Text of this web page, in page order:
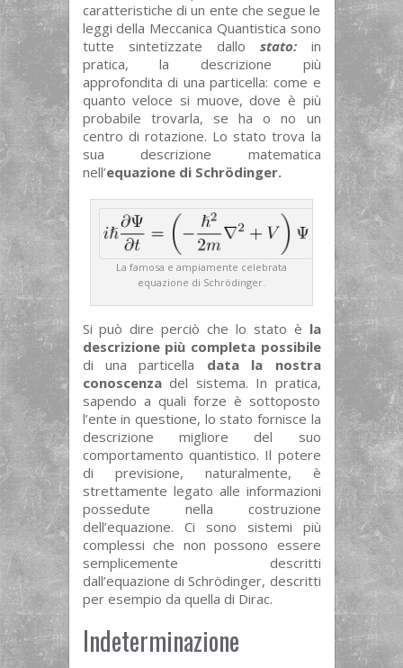
caratteristiche di un ente che segue le
leggi della Meccanica Quantistica sono
tutte sintetizzate dallo stato: in
pratica, la descrizione più
approfondita di una particella: come e
quanto veloce si muove, dove è più
probabile trovarla, se ha o no un
centro di rotazione. Lo stato trova la
sua descrizione matematica
nell’equazione di Schrödinger.
La famosa e ampiamente celebrata
equazione di Schrödinger.
Si può dire perciò che lo stato è la
descrizione più completa possibile
di una particella data
la nostra
conoscenza del sistema. In pratica,
sapendo a quali forze è sottoposto
l’ente in questione, lo stato fornisce la
descrizione migliore del suo
comportamento quantistico. Il potere
di previsione, naturalmente, è
strettamente legato alle informazioni
possedute nella costruzione
dell’equazione. Ci sono sistemi più
complessi che non possono essere
semplicemente descritti
dall’equazione di Schrödinger, descritti
per esempio da quella di Dirac.
Indeterminazione